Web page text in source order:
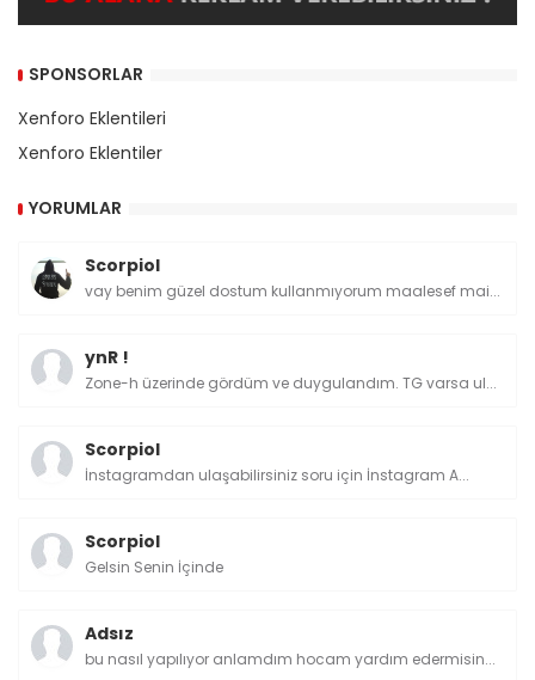
SPONSORLAR
Xenforo Eklentileri
Xenforo Eklentiler
YORUMLAR
Scorpiol
vay benim güzel dostum kullanmıyorum maalesef mai...
ynR !
Zone-h üzerinde gördüm ve duygulandım. TG varsa ul...
Scorpiol
İnstagramdan ulaşabilirsiniz soru için İnstagram A...
Scorpiol
Gelsin Senin İçinde
Adsız
bu nasıl yapılıyor anlamdım hocam yardım edermisin...